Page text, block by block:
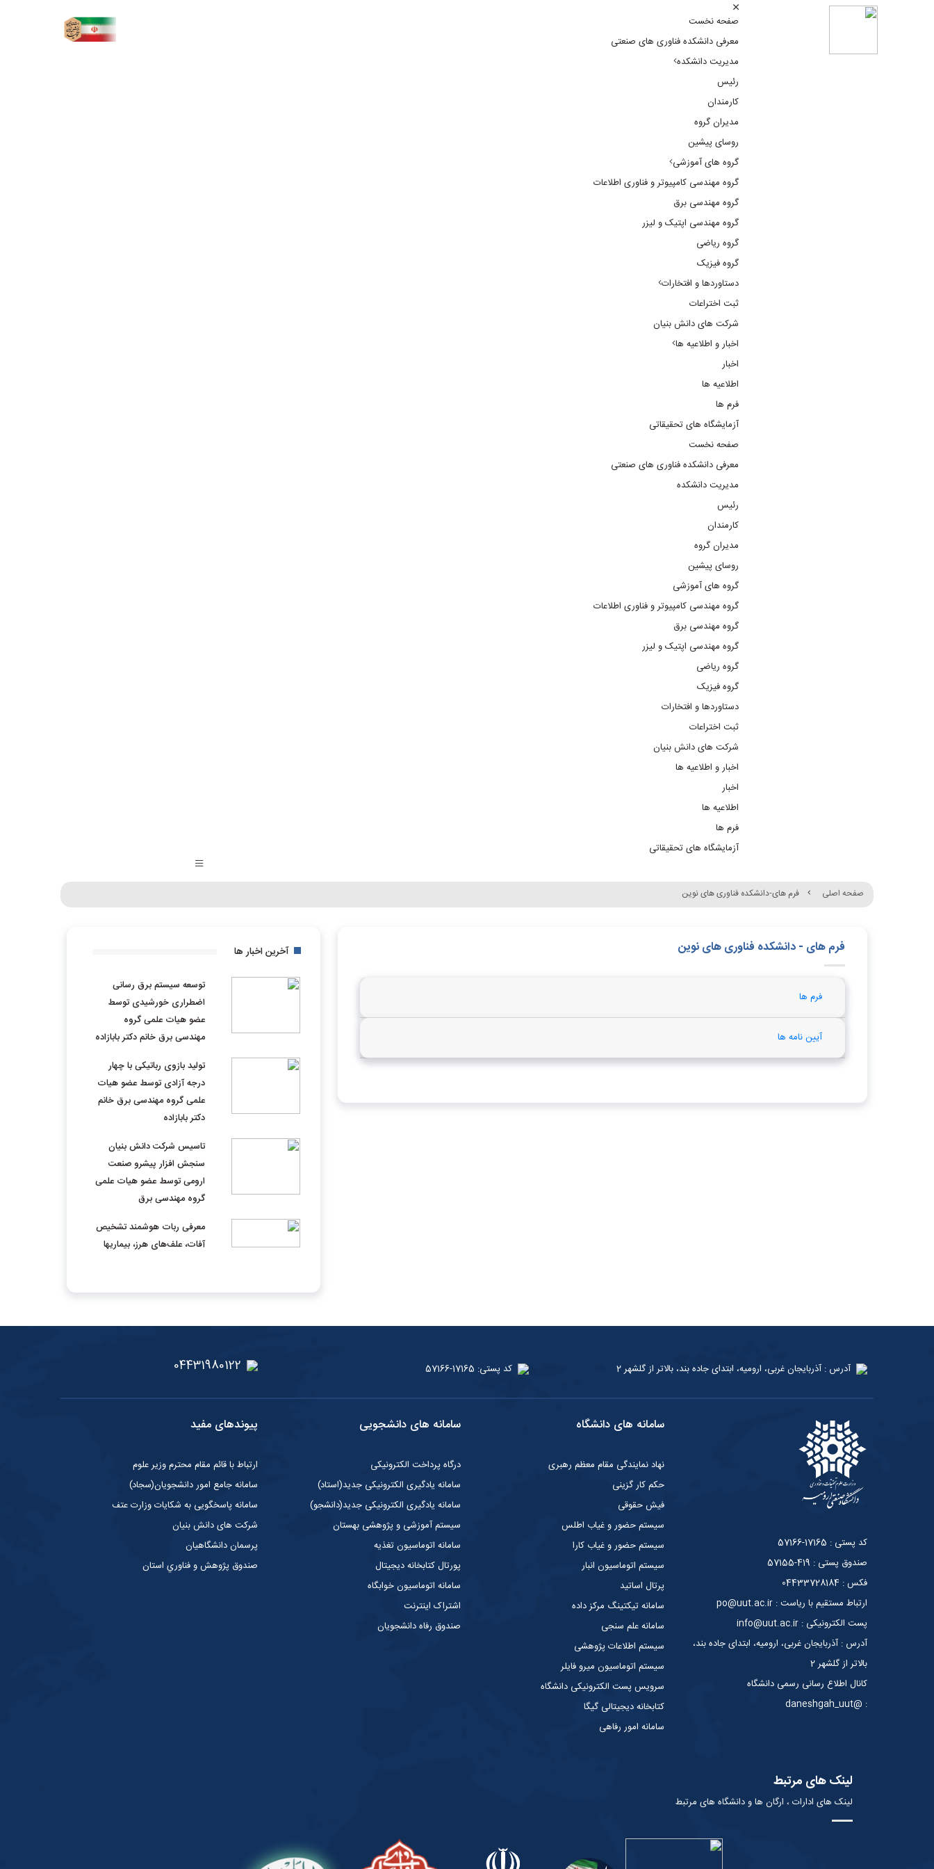
صفحه نخست
معرفی دانشکده فناوری های صنعتی
مدیریت دانشکده
رئیس
کارمندان
مدیران گروه
روسای پیشین
گروه های آموزشی
گروه مهندسی کامپیوتر و فناوری اطلاعات
گروه مهندسی برق
گروه مهندسی اپتیک و لیزر
گروه ریاضی
گروه فیزیک
دستاوردها و افتخارات
ثبت اختراعات
شرکت های دانش بنیان
اخبار و اطلاعیه ها
اخبار
اطلاعیه ها
فرم ها
آزمایشگاه های تحقیقاتی
صفحه نخست
معرفی دانشکده فناوری های صنعتی
مدیریت دانشکده
رئیس
کارمندان
مدیران گروه
روسای پیشین
گروه های آموزشی
گروه مهندسی کامپیوتر و فناوری اطلاعات
گروه مهندسی برق
گروه مهندسی اپتیک و لیزر
گروه ریاضی
گروه فیزیک
دستاوردها و افتخارات
ثبت اختراعات
شرکت های دانش بنیان
اخبار و اطلاعیه ها
اخبار
اطلاعیه ها
فرم ها
آزمایشگاه های تحقیقاتی
صفحه اصلی فرم های-دانشکده فناوری های نوین
فرم های - دانشکده فناوری های نوین
فرم ها
آیین نامه ها
آخرین اخبار ها
توسعه سیستم برق رسانی
اضطراری خورشیدی توسط
عضو هیات علمی گروه
مهندسی برق خانم دکتر بابازاده
تولید بازوی رباتیکی با چهار
درجه آزادی توسط عضو هیات
علمی گروه مهندسی برق خانم
دکتر بابازاده
تاسیس شرکت دانش بنیان
سنجش افزار پیشرو صنعت
ارومی توسط عضو هیات علمی
گروه مهندسی برق
معرفی ربات هوشمند تشخیص
آفات، علف‌های هرز، بیماریها
آدرس : آذربایجان غربی، ارومیه، ابتدای جاده بند، بالاتر از گلشهر 2 کد پستی: 17165-57166 04431980122
کد پستی : 17165-57166
صندوق پستی : 419-57155
فکس : 04433728184
ارتباط مستقیم با ریاست : po@uut.ac.ir
پست الکترونیکی : info@uut.ac.ir
آدرس : آذربایجان غربی، ارومیه، ابتدای جاده بند،
بالاتر از گلشهر 2
کانال اطلاع رسانی رسمی دانشگاه
: @daneshgah_uut
سامانه های دانشگاه
نهاد نمایندگی مقام معظم رهبری
حکم کار گزینی
فیش حقوقی
سیستم حضور و غیاب اطلس
سیستم حضور و غیاب کارا
سیستم اتوماسیون انبار
پرتال اساتید
سامانه تیکتینگ مرکز داده
سامانه علم سنجی
سیستم اطلاعات پژوهشی
سیستم اتوماسیون میرو فایلر
سرویس پست الکترونیکی دانشگاه
کتابخانه دیجیتالی گیگا
سامانه امور رفاهی
سامانه های دانشجویی
درگاه پرداخت الکترونیکی
سامانه یادگیری الکترونیکی جدید(استاد)
سامانه یادگیری الکترونیکی جدید(دانشجو)
سیستم آموزشی و پژوهشی بهستان
سامانه اتوماسیون تغذیه
پورتال کتابخانه دیجیتال
سامانه اتوماسیون خوابگاه
اشتراک اینترنت
صندوق رفاه دانشجویان
پیوندهای مفید
ارتباط با قائم مقام محترم وزیر علوم
سامانه جامع امور دانشجویان(سجاد)
سامانه پاسخگویی به شکایات وزارت عتف
شرکت های دانش بنیان
پرسمان دانشگاهیان
صندوق پژوهش و فناوري استان
لینک های مرتبط
لینک های ادارات ، ارگان ها و دانشگاه های مرتبط